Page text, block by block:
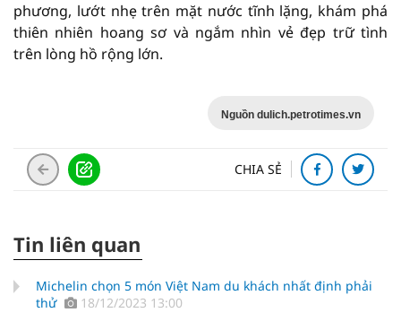
phương, lướt nhẹ trên mặt nước tĩnh lặng, khám phá
thiên nhiên hoang sơ và ngắm nhìn vẻ đẹp trữ tình
trên lòng hồ rộng lớn.
Nguồn dulich.petrotimes.vn
CHIA SẺ
Tin liên quan
Michelin chọn 5 món Việt Nam du khách nhất định phải
thử
18/12/2023 13:00